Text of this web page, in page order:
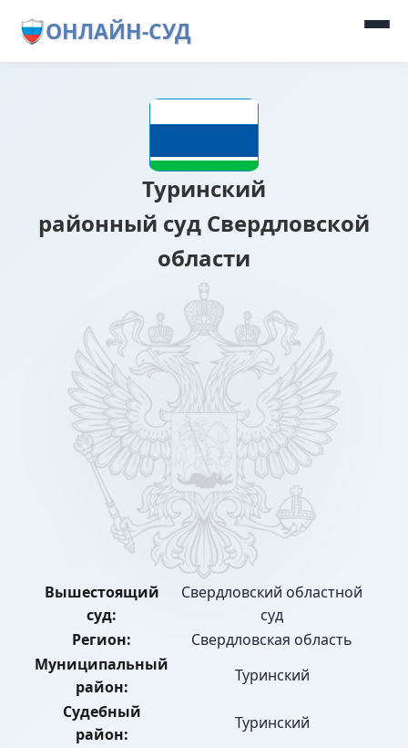
ОНЛАЙН-СУД
Туринский
районный суд Свердловской
области
Вышестоящий
суд:
Свердловский областной
суд
Регион:
Свердловская область
Муниципальный
район:
Туринский
Судебный
район:
Туринский